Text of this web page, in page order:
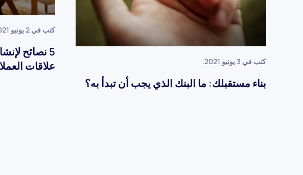
كتب في 3 يونيو 2021 .
بناء مستقبلك: ما البنك الذي يجب أن تبدأ به؟
كتب في2 يونيو 2021
5 نصائح
علاقات